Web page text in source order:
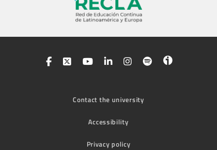
Contact the university
Accessibility
Privacy policy